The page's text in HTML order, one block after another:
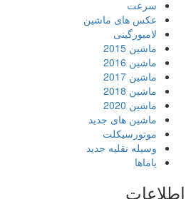
سرعت
عکس های ماشین
لامبورگینی
ماشین 2015
ماشین 2016
ماشین 2017
ماشین 2018
ماشین 2020
ماشین های جدید
موتورسیکلت
وسیله نقلیه جدید
یاماها
اطلاعات